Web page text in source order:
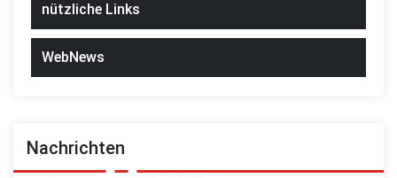
nützliche Links
WebNews
Nachrichten